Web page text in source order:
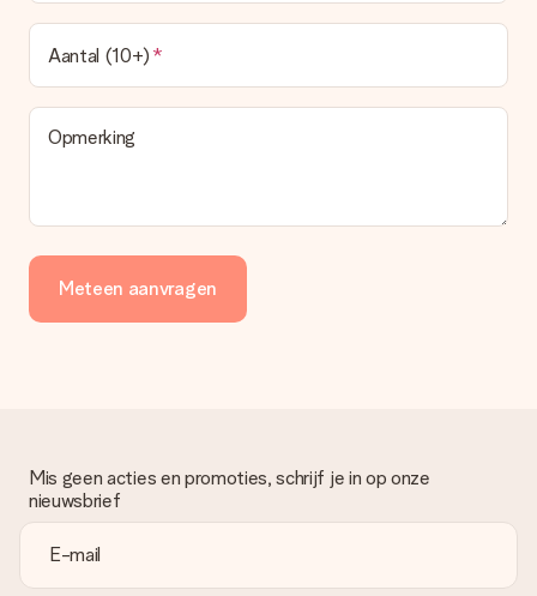
Aantal (10+)
Opmerking
Meteen aanvragen
Mis geen acties en promoties, schrijf je in op onze
nieuwsbrief